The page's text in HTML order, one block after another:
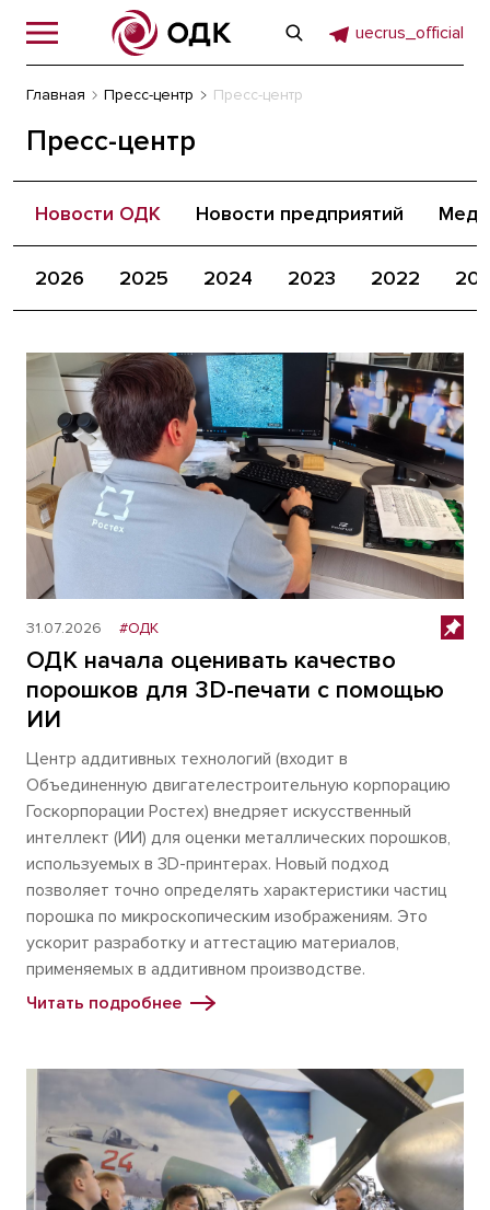
uecrus_official
Главная Пресс-центр Пресс-центр
Пресс-центр
Новости ОДК Новости предприятий
2026 2025 2024 2023 2022
31.07.2026 #ОДК
ОДК начала оценивать качество
порошков для 3D-печати с помощью
ИИ
Центр аддитивных технологий (входит в
Объединенную двигателестроительную корпорацию
Госкорпорации Ростех) внедряет искусственный
интеллект (ИИ) для оценки металлических порошков,
используемых в 3D-принтерах. Новый подход
позволяет точно определять характеристики частиц
порошка по микроскопическим изображениям. Это
ускорит разработку и аттестацию материалов,
применяемых в аддитивном производстве.
Читать подробнее